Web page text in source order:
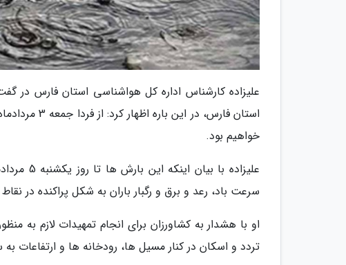
علیزاده کارشناس اداره کل هواشناسی استان فارس در گفت
استان فارس،
خواهیم بود.
سرعت باد، رعد و برق و رگبار باران به شکل پراکنده در
او با هشدار به کشاورزان برای انجام تمهیدات لازم به
تردد و اسکان در کنار مسیل ها، رودخانه ها و